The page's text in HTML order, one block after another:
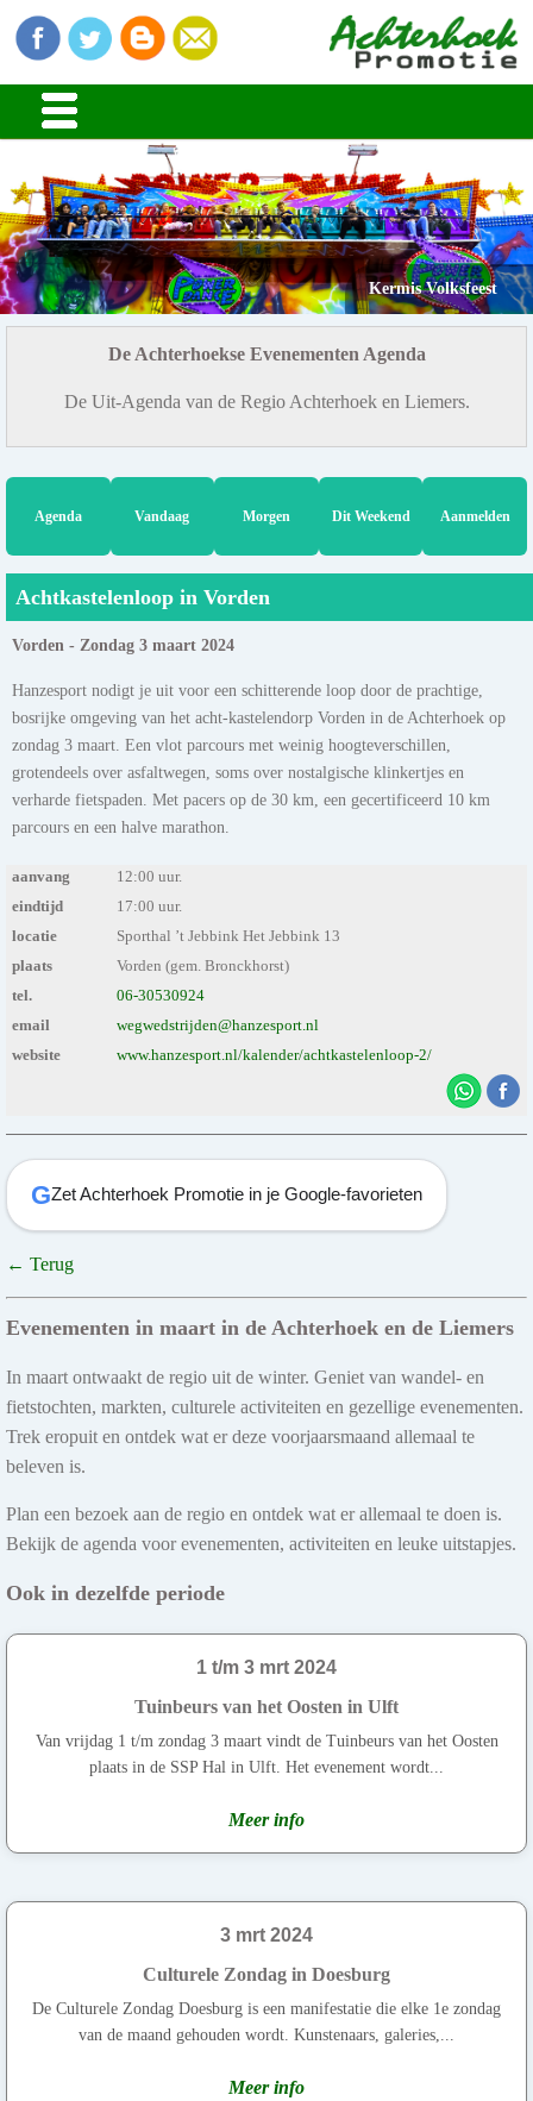
Kermis Volksfeest
De Achterhoekse Evenementen Agenda
De Uit-Agenda van de Regio Achterhoek en Liemers.
Agenda Vandaag Morgen Dit Weekend Aanmelden
Achtkastelenloop in Vorden
Vorden - Zondag 3 maart 2024
Hanzesport nodigt je uit voor een schitterende loop door de prachtige,
bosrijke omgeving van het acht-kastelendorp Vorden in de Achterhoek op
zondag 3 maart. Een vlot parcours met weinig hoogteverschillen,
grotendeels over asfaltwegen, soms over nostalgische klinkertjes en
verharde fietspaden. Met pacers op de 30 km, een gecertificeerd 10 km
parcours en een halve marathon.
aanvang
12:00 uur.
eindtijd
17:00 uur.
locatie
Sporthal ’t Jebbink Het Jebbink 13
plaats
Vorden (gem. Bronckhorst)
tel.
06-30530924
email
wegwedstrijden@hanzesport.nl
website
www.hanzesport.nl/kalender/achtkastelenloop-2/
GZet Achterhoek Promotie in je Google-favorieten
← Terug
Evenementen in maart in de Achterhoek en de Liemers
In maart ontwaakt de regio uit de winter. Geniet van wandel- en
fietstochten, markten, culturele activiteiten en gezellige evenementen.
Trek eropuit en ontdek wat er deze voorjaarsmaand allemaal te
beleven is.
Plan een bezoek aan de regio en ontdek wat er allemaal te doen is.
Bekijk de agenda voor evenementen, activiteiten en leuke uitstapjes.
Ook in dezelfde periode
1 t/m 3 mrt 2024
Tuinbeurs van het Oosten in Ulft
Van vrijdag 1 t/m zondag 3 maart vindt de Tuinbeurs van het Oosten
plaats in de SSP Hal in Ulft. Het evenement wordt...
Meer info
3 mrt 2024
Culturele Zondag in Doesburg
De Culturele Zondag Doesburg is een manifestatie die elke 1e zondag
van de maand gehouden wordt. Kunstenaars, galeries,...
Meer info